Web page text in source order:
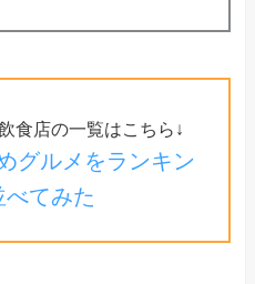
食店の一覧はこちら↓
グルメをランキン
べてみた